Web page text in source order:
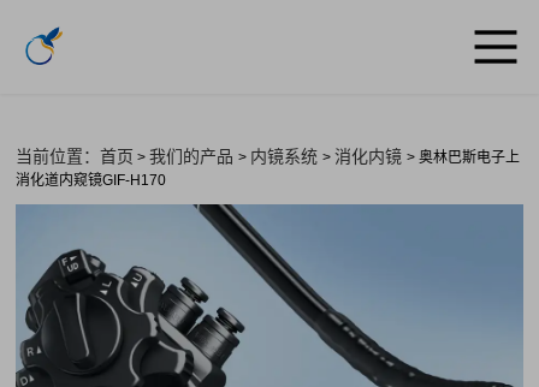
当前位置：首页 >我们的产品> 内镜系统>消化内镜> 奥林巴斯电子上
消化道内窥镜GIF-H170